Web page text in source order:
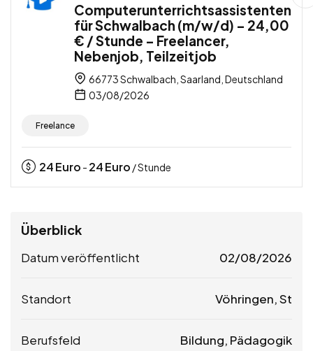
Computerunterrichtsassistenten
für Schwalbach (m/w/d) – 24,00
€ / Stunde – Freelancer,
Nebenjob, Teilzeitjob
66773 Schwalbach, Saarland, Deutschland
03/08/2026
Freelance
24Euro - 24Euro / Stunde
Überblick
Datum veröffentlicht 02/08/2026
Standort Vöhringen, St
Berufsfeld Bildung, Pädagogik